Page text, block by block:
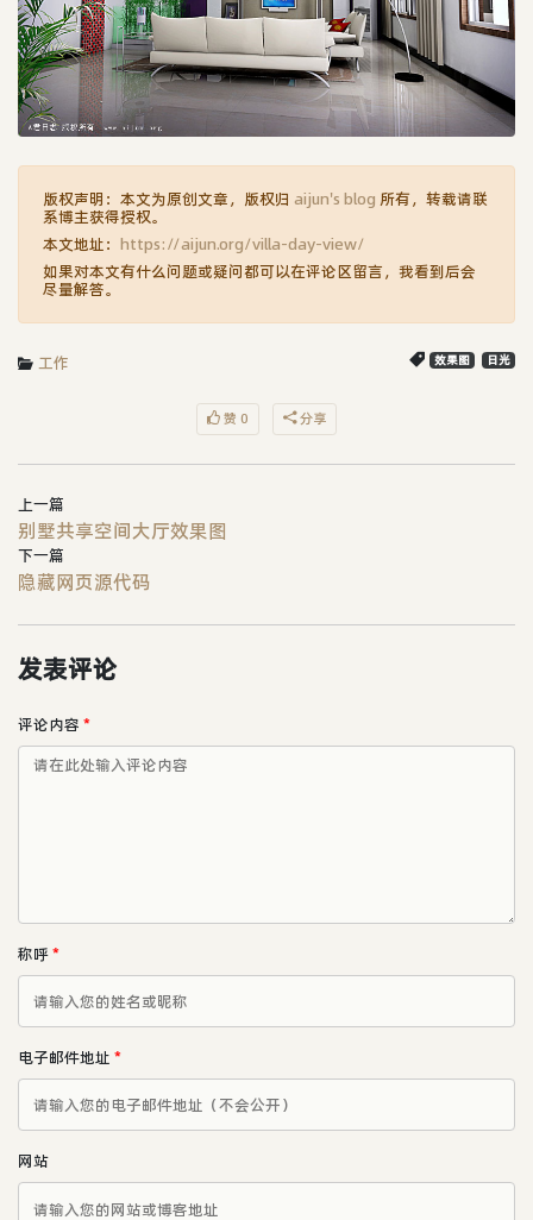
版权声明：本文为原创文章，版权归 aijun's blog 所有，转载请联
系博主获得授权。
本文地址： https://aijun.org/villa-day-view/
如果对本文有什么问题或疑问都可以在评论区留言，我看到后会
尽量解答。
工作 效果图 日光
赞 0 分享
上一篇
别墅共享空间大厅效果图
下一篇
隐藏网页源代码
发表评论
评论内容 *
称呼*
电子邮件地址 *
网站